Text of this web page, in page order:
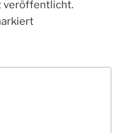
veröffentlicht.